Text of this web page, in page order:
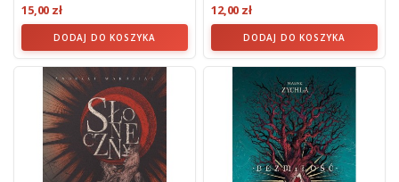
15,00 zł
DODAJ DO KOSZYKA
12,00 zł
DODAJ DO KOSZYKA